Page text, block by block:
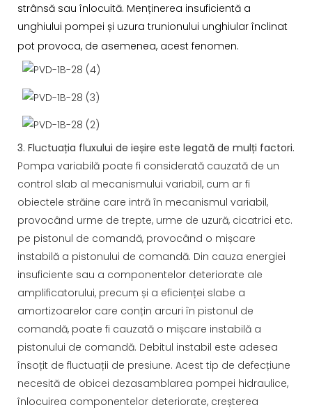
strânsă sau înlocuită. Menținerea insuficientă a
unghiului pompei și uzura trunionului unghiular înclinat
pot provoca, de asemenea, acest fenomen.
3. Fluctuația fluxului de ieșire este legată de mulți factori.
Pompa variabilă poate fi considerată cauzată de un
control slab al mecanismului variabil, cum ar fi
obiectele străine care intră în mecanismul variabil,
provocând urme de trepte, urme de uzură, cicatrici etc.
pe pistonul de comandă, provocând o mișcare
instabilă a pistonului de comandă. Din cauza energiei
insuficiente sau a componentelor deteriorate ale
amplificatorului, precum și a eficienței slabe a
amortizoarelor care conțin arcuri în pistonul de
comandă, poate fi cauzată o mișcare instabilă a
pistonului de comandă. Debitul instabil este adesea
însoțit de fluctuații de presiune. Acest tip de defecțiune
necesită de obicei dezasamblarea pompei hidraulice,
înlocuirea componentelor deteriorate, creșterea